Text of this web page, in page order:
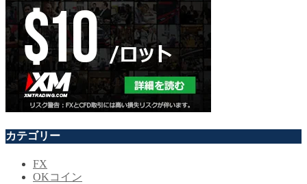
カテゴリー
FX
OKコイン